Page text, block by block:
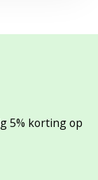
5% korting op